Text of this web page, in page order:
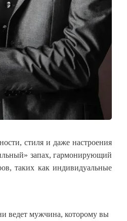
стиля и даже настроения
запах, гармонирующий
таких как индивидуальные
ведет мужчина, которому вы